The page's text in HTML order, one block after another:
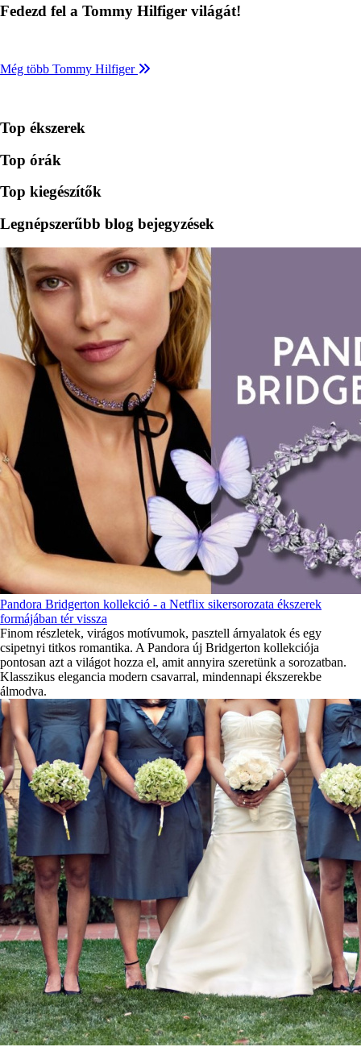
Fedezd fel a Tommy Hilfiger világát!
Még több Tommy Hilfiger
Top ékszerek
Top órák
Top kiegészítők
Legnépszerűbb blog bejegyzések
Pandora Bridgerton kollekció - a Netflix sikersorozata ékszerek
formájában tér vissza
Finom részletek, virágos motívumok, pasztell árnyalatok és egy
csipetnyi titkos romantika. A Pandora új Bridgerton kollekciója
pontosan azt a világot hozza el, amit annyira szeretünk a sorozatban.
Klasszikus elegancia modern csavarral, mindennapi ékszerekbe
álmodva.